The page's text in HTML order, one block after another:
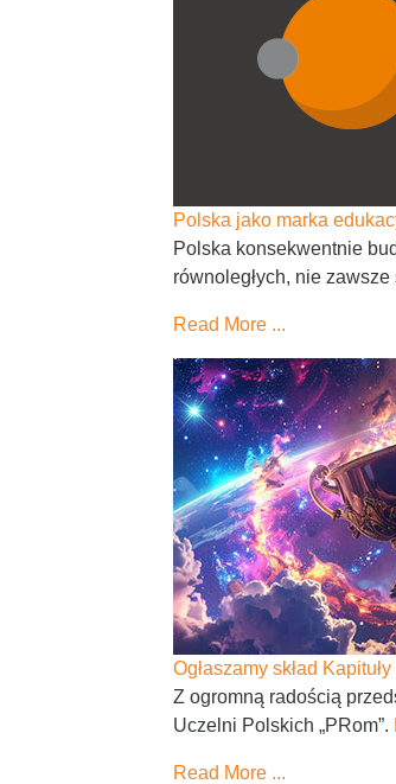
Polska jako marka
Polska konsekwentnie
równoległych, nie
Read More ...
Ogłaszamy skład
Z ogromną radością
Uczelni Polskich „PRom”.
Read More ...